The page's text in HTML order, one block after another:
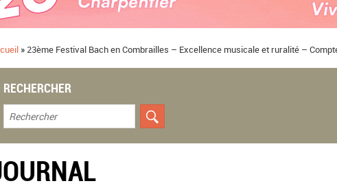
» 23ème Festival Bach en Combrailles – Excellence musicale et ruralité –
RECHERCHER